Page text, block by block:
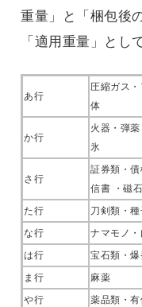
重量」と「梱包後
「適用重量」とし
あ行
圧縮ガス
体
か行
火器・弾
氷
さ行
証券類・
信書 ・磁石
た行
刀剣類・
な行
ナマモノ・
は行
宝石類・
ま行
麻薬
や行
薬品類・